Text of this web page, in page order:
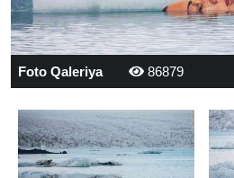
Foto Qaleriya 86879